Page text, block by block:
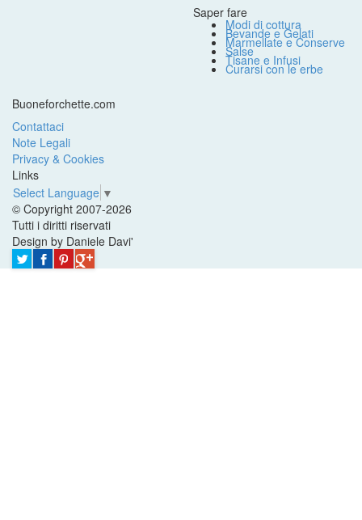
Saper fare
Modi di cottura
Bevande e Gelati
Marmellate e Conserve
Salse
Tisane e Infusi
Curarsi con le erbe
Buoneforchette.com
Contattaci
Note Legali
Privacy & Cookies
Links
Select Language ▼
© Copyright 2007-2026
Tutti i diritti riservati
Design by Daniele Davi'